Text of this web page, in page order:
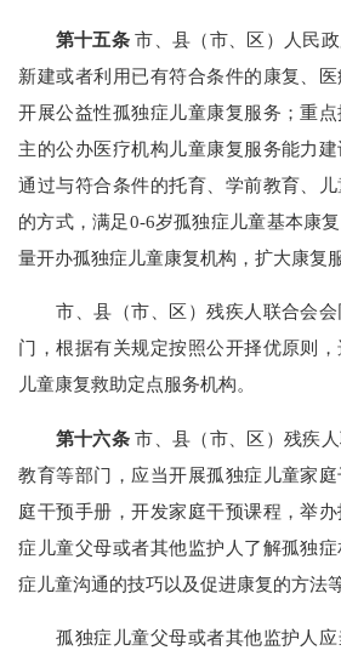
第十五条 市、县（市、区）人民
新建或者利用已有符合条件的康复、医
开展公益性孤独症儿童康复服务；重
主的公办医疗机构儿童康复服务能力
通过与符合条件的托育、学前教育、
的方式，满足0-6岁孤独症儿童基本康
量开办孤独症儿童康复机构，扩大康复
市、县（市、区）残疾人联合会会
门，根据有关规定按照公开择优原则
儿童康复救助定点服务机构。
第十六条 市、县（市、区）残疾
教育等部门，应当开展孤独症儿童家
庭干预手册，开发家庭干预课程，举
症儿童父母或者其他监护人了解孤独
症儿童沟通的技巧以及促进康复的方法等
孤独症儿童父母或者其他监护人应